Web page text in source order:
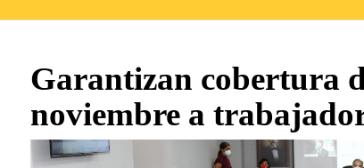
Garantizan cobertura
noviembre a